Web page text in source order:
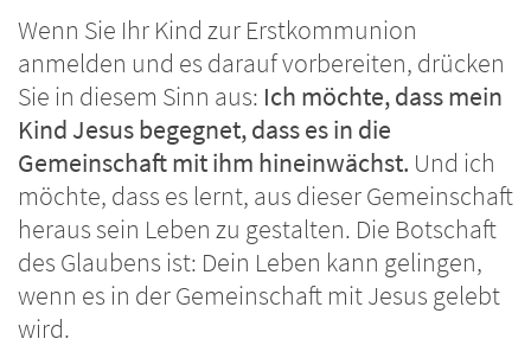
Wenn Sie Ihr Kind zur Erstkommunion
anmelden und es darauf vorbereiten, drücken
Sie in diesem Sinn aus: Ich möchte, dass mein
Kind Jesus begegnet, dass es in die
Gemeinschaft mit ihm hineinwächst. Und ich
möchte, dass es lernt, aus dieser Gemeinschaft
heraus sein Leben zu gestalten. Die Botschaft
des Glaubens ist: Dein Leben kann gelingen,
wenn es in der Gemeinschaft mit Jesus gelebt
wird.